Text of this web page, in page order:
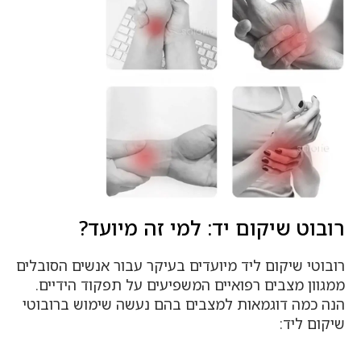
רובוט שיקום יד: למי זה מיועד?
רובוטי שיקום ליד מיועדים בעיקר עבור אנשים הסובלים
ממגוון מצבים רפואיים המשפיעים על תפקוד הידיים.
הנה כמה דוגמאות למצבים בהם נעשה שימוש ברובוטי
שיקום ליד: